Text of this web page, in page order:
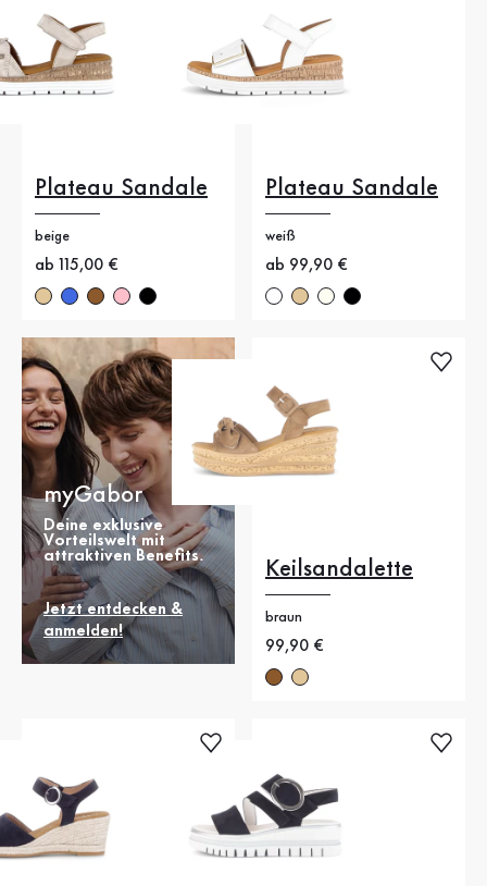
Plateau Sandale
beige
Neuer Preis
ab 115,00 €
Plateau Sandale
weiß
Neuer Preis
ab 99,90 €
myGabor
Deine exklusive
Vorteilswelt mit
attraktiven Benefits.
Jetzt entdecken &
anmelden!
Keilsandalette
braun
Neuer Preis
99,90 €